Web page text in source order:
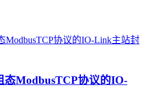
态ModbusTCP协议的IO-